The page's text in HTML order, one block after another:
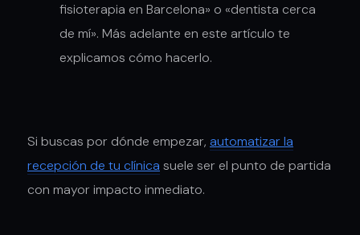
fisioterapia en Barcelona» o «dentista cerca
de mí». Más adelante en este artículo te
explicamos cómo hacerlo.
Si buscas por dónde empezar, automatizar la
recepción de tu clínica suele ser el punto de partida
con mayor impacto inmediato.